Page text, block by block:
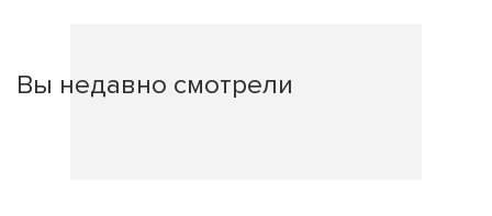
Вы недавно смотрели